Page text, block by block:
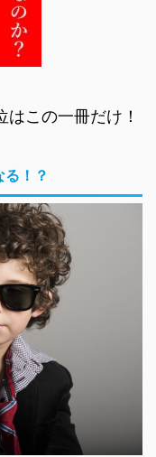
この一冊だけ！
！？